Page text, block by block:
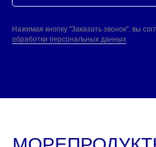
Нажимая кнопку "Заказать звонок", вы
обработки персональных данных